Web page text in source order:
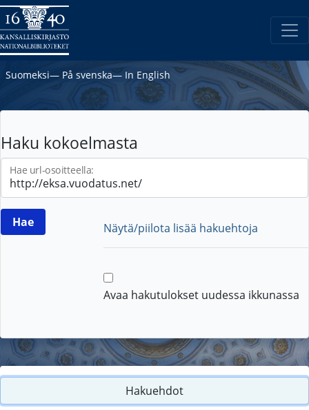
Suomeksi― På svenska― In English
Haku kokoelmasta
Hae url-osoitteella:
Näytä/piilota lisää hakuehtoja
Avaa hakutulokset uudessa ikkunassa
Hakuehdot